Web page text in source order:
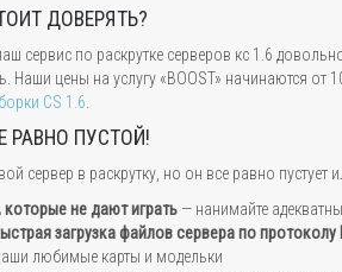
ДОВЕРЯТЬ?
сервис по раскрутке серверов кс 1.6
Наши цены на услугу «BOOST» начинаются
CS 1.6
РАВНО ПУСТОЙ!
сервер в раскрутку, но он все равно
которые не дают играть — нанимайте
загрузка файлов сервера по протоколу
любимые карты и модельки